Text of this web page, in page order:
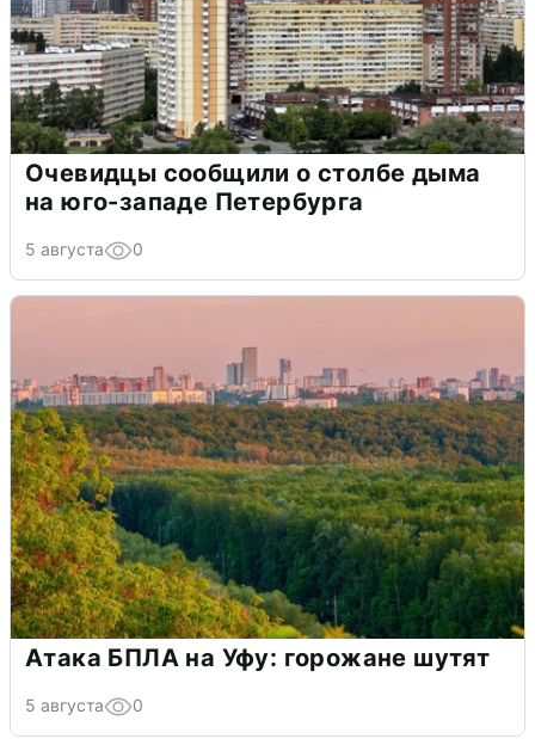
Очевидцы сообщили о столбе дыма
на юго-западе Петербурга
5 августа 0
Атака БПЛА на Уфу: горожане шутят
5 августа 0